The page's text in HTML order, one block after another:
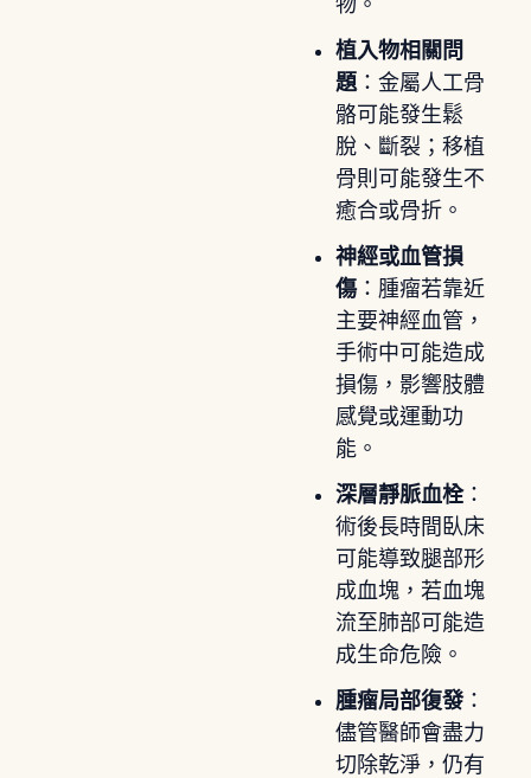
植入物相關問
題：金屬人工骨
骼可能發生鬆
脫、斷裂；移植
骨則可能發生不
癒合或骨折。
神經或血管損
傷：腫瘤若靠近
主要神經血管，
手術中可能造成
損傷，影響肢體
感覺或運動功
能。
深層靜脈血栓：
術後長時間臥床
可能導致腿部形
成血塊，若血塊
流至肺部可能造
成生命危險。
腫瘤局部復發：
儘管醫師會盡力
切除乾淨，仍有